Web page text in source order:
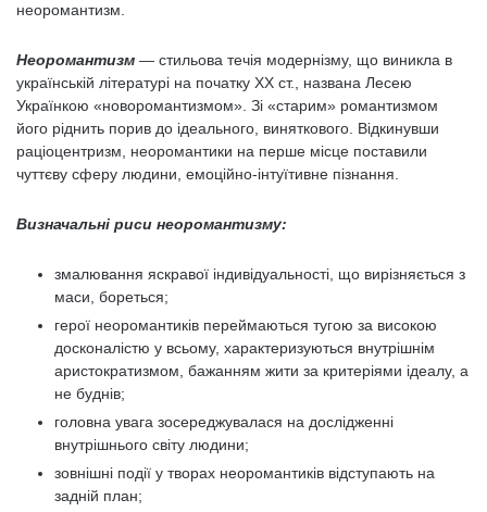
неоромантизм.
Неоромантизм — стильова течія модернізму, що виникла в
українській літературі на початку XX ст., названа Лесею
Українкою «новоромантизмом». Зі «старим» романтизмом
його ріднить порив до ідеального, виняткового. Відкинувши
раціоцентризм, неоромантики на перше місце поставили
чуттєву сферу людини, емоційно-інтуїтивне пізнання.
Визначальні риси неоромантизму:
змалювання яскравої індивідуальності, що вирізняється з
маси, бореться;
герої неоромантиків переймаються тугою за високою
досконалістю у всьому, характеризуються внутрішнім
аристократизмом, бажанням жити за критеріями ідеалу, а
не буднів;
головна увага зосереджувалася на дослідженні
внутрішнього світу людини;
зовнішні події у творах неоромантиків відступають на
задній план;